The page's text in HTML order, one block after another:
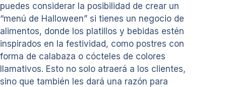
puedes considerar la posibilidad de crear un
“menú de Halloween” si tienes un negocio de
alimentos, donde los platillos y bebidas estén
inspirados en la festividad, como postres con
forma de calabaza o cócteles de colores
llamativos. Esto no solo atraerá a los clientes,
sino que también les dará una razón para